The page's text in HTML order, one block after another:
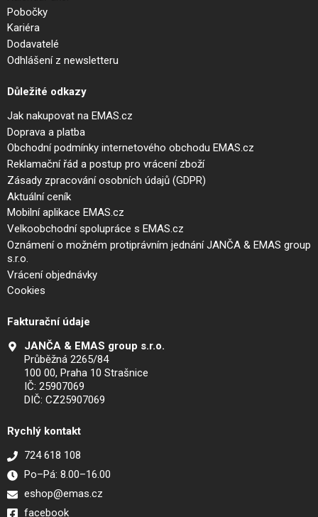
Pobočky
Kariéra
Dodavatelé
Odhlášení z newsletteru
Důležité odkazy
Jak nakupovat na EMAS.cz
Doprava a platba
Obchodní podmínky internetového obchodu EMAS.cz
Reklamační řád a postup pro vrácení zboží
Zásady zpracování osobních údajů (GDPR)
Aktuální ceník
Mobilní aplikace EMAS.cz
Velkoobchodní spolupráce s EMAS.cz
Oznámení o možném protiprávním jednání JANČA & EMAS group
s.r.o.
Vrácení objednávky
Cookies
Fakturační údaje
JANČA & EMAS group s.r.o.
Průběžná 2265/84
100 00, Praha 10 Strašnice
IČ: 25907069
DIČ: CZ25907069
Rychlý kontakt
724 618 108
Po–Pá: 8.00–16.00
eshop@emas.cz
facebook